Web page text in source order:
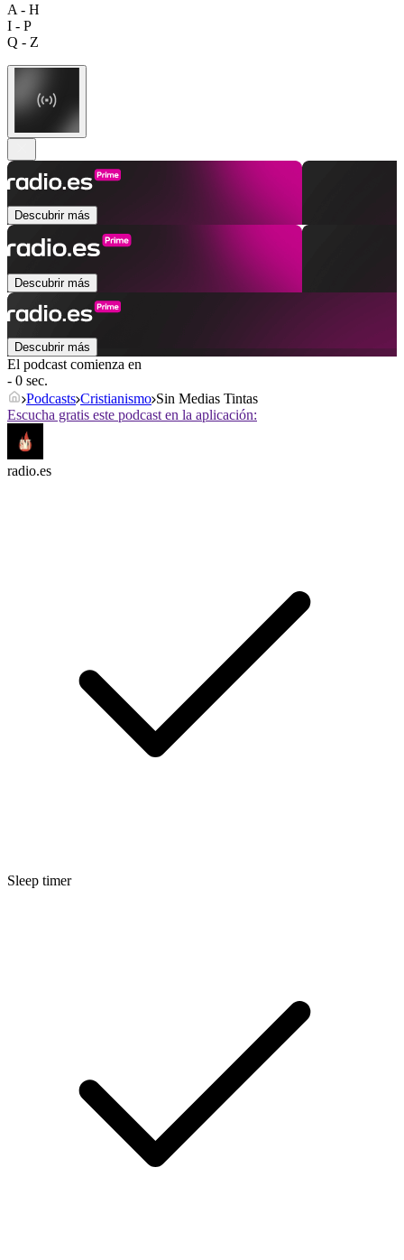
A - H
I - P
Q - Z
Descubrir más
Descubrir más
Descubrir más
El podcast comienza en
- 0 sec.
Podcasts Cristianismo Sin Medias Tintas
Escucha gratis este podcast en la aplicación:
radio.es
Sleep timer